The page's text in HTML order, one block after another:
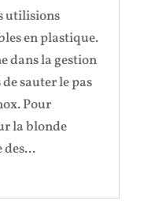
utilisions
en plastique.
dans la gestion
sauter le pas
Pour
la blonde
des...